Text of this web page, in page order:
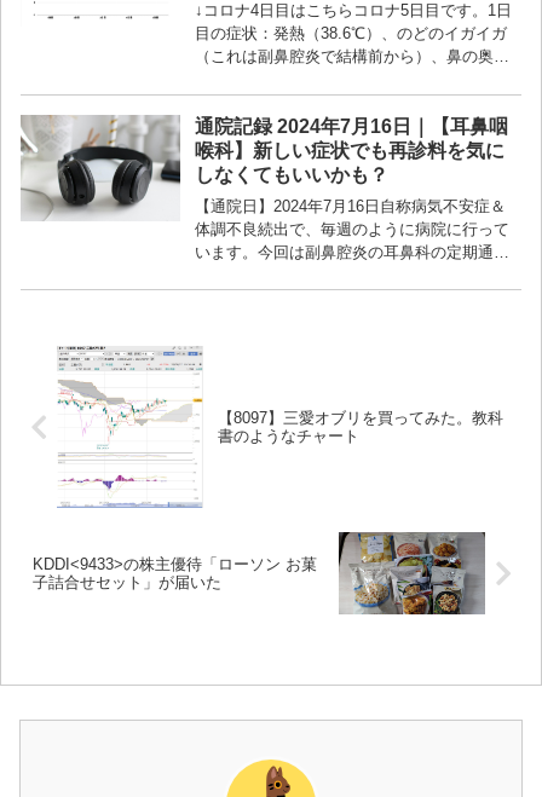
↓コロナ4日目はこちらコロナ5日目です。1日
目の症状：発熱（38.6℃）、のどのイガイガ
（これは副鼻腔炎で結構前から）、鼻の奥の
通院記録 2024年7月16日｜【耳鼻咽
喉科】新しい症状でも再診料を気に
しなくてもいいかも？
【通院日】2024年7月16日自称病気不安症＆
体調不良続出で、毎週のように病院に行って
います。今回は副鼻腔炎の耳鼻科の定期通院
【8097】三愛オブリを買ってみた。教科
書のようなチャート
KDDI<9433>の株主優待「ローソン お菓
子詰合せセット」が届いた